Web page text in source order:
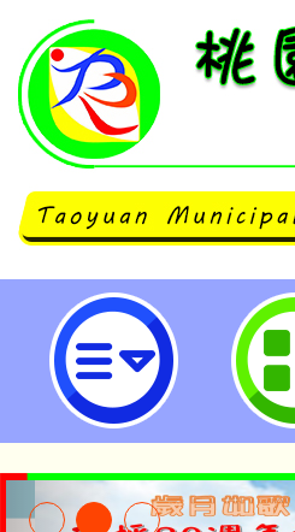
銓敘部檢送「114
金其他現金給與
桃園市立瑞坪國民